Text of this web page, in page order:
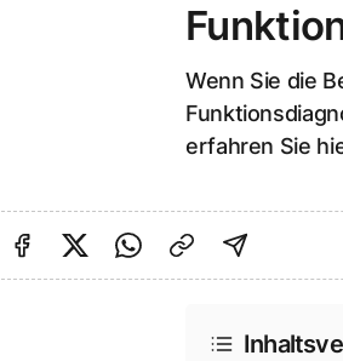
Wenn Sie die
erfahren Sie
Auf Facebook teilen
Auf Twitter teilen
Per Link